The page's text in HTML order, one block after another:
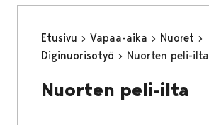
Etusivu Vapaa-aika
Nuoret
Diginuorisotyö
Nuorten peli-ilta
Nuorten peli-ilta